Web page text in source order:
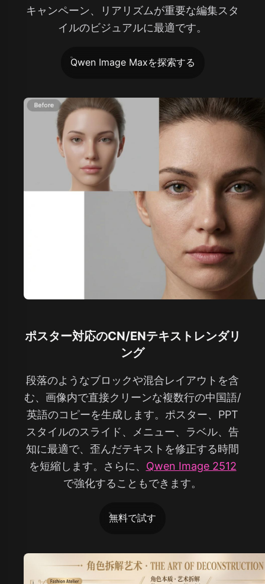
キャンペーン、リアリズムが重要な編集スタ
イルのビジュアルに最適です。
Qwen Image Maxを探索する
ポスター対応のCN/ENテキストレンダリ
ング
段落のようなブロックや混合レイアウトを含
む、画像内で直接クリーンな複数行の中国語/
英語のコピーを生成します。ポスター、PPT
スタイルのスライド、メニュー、ラベル、告
知に最適で、歪んだテキストを修正する時間
を短縮します。さらに、 Qwen Image 2512
で強化することもできます。
無料で試す